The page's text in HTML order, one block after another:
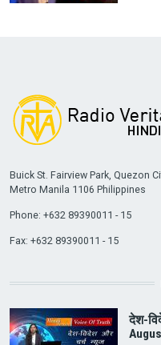
Buick St. Fairview Park, Quezon
Metro Manila 1106 Philippines
Phone: +632 89390011 - 15
Fax: +632 89390011 - 15
देश-